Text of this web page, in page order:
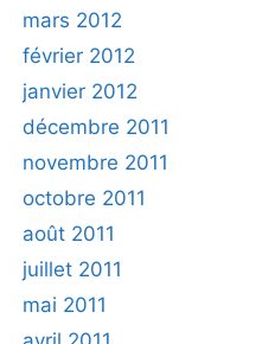
mars 2012
février 2012
janvier 2012
décembre 2011
novembre 2011
octobre 2011
août 2011
juillet 2011
mai 2011